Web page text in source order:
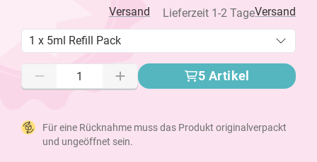
Versand
Lieferzeit 1-2 Tage
Versand
1 x 5ml Refill Pack
5 Artikel
Für eine Rücknahme muss das Produkt originalverpackt
und ungeöffnet sein.